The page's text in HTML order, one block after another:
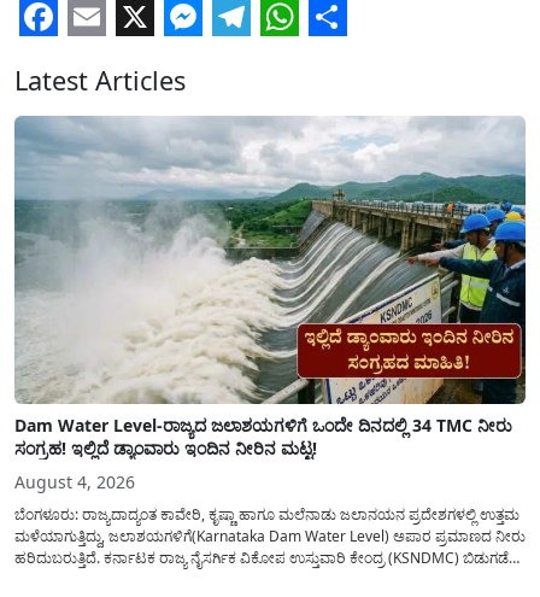
Latest Articles
Dam Water Level-ರಾಜ್ಯದ ಜಲಾಶಯಗಳಿಗೆ ಒಂದೇ ದಿನದಲ್ಲಿ 34 TMC ನೀರು
ಸಂಗ್ರಹ! ಇಲ್ಲಿದೆ ಡ್ಯಾಂವಾರು ಇಂದಿನ ನೀರಿನ ಮಟ್ಟ!
August 4, 2026
ಬೆಂಗಳೂರು: ರಾಜ್ಯದಾದ್ಯಂತ ಕಾವೇರಿ, ಕೃಷ್ಣಾ ಹಾಗೂ ಮಲೆನಾಡು ಜಲಾನಯನ ಪ್ರದೇಶಗಳಲ್ಲಿ ಉತ್ತಮ
ಮಳೆಯಾಗುತ್ತಿದ್ದು, ಜಲಾಶಯಗಳಿಗೆ(Karnataka Dam Water Level) ಅಪಾರ ಪ್ರಮಾಣದ ನೀರು
ಹರಿದುಬರುತ್ತಿದೆ. ಕರ್ನಾಟಕ ರಾಜ್ಯ ನೈಸರ್ಗಿಕ ವಿಕೋಪ ಉಸ್ತುವಾರಿ ಕೇಂದ್ರ (KSNDMC) ಬಿಡುಗಡೆ